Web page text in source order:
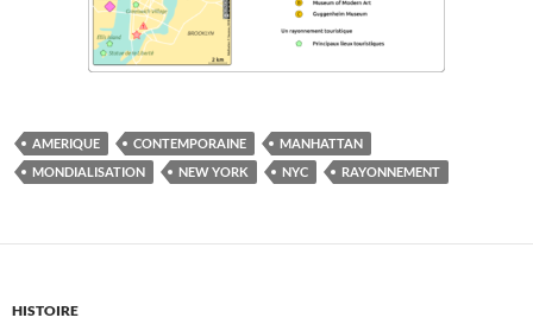
AMERIQUE CONTEMPORAINE
MANHATTAN
MONDIALISATION
NEW YORK NYC RAYONNEMENT
HISTOIRE